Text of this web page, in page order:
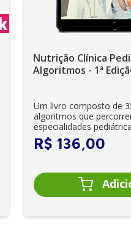
Nutrição Clínica
Algoritmos - 1ª
Um livro composto de
algoritmos que
especialidades
no manej...
R$ 136 00